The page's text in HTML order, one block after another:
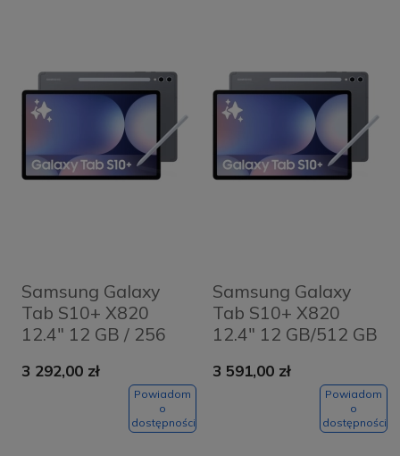
Samsung Galaxy
Tab S10+ X820
12.4" 12 GB / 256
Pen / Moonstone
3 292,00 zł
Powiadom
o
dostępności
Samsung Galaxy
Tab S10+ X820
12.4" 12 GB/512 GB
Grafitowy -
Moonstone Gray
3 591,00 zł
Powiadom
o
dostępności